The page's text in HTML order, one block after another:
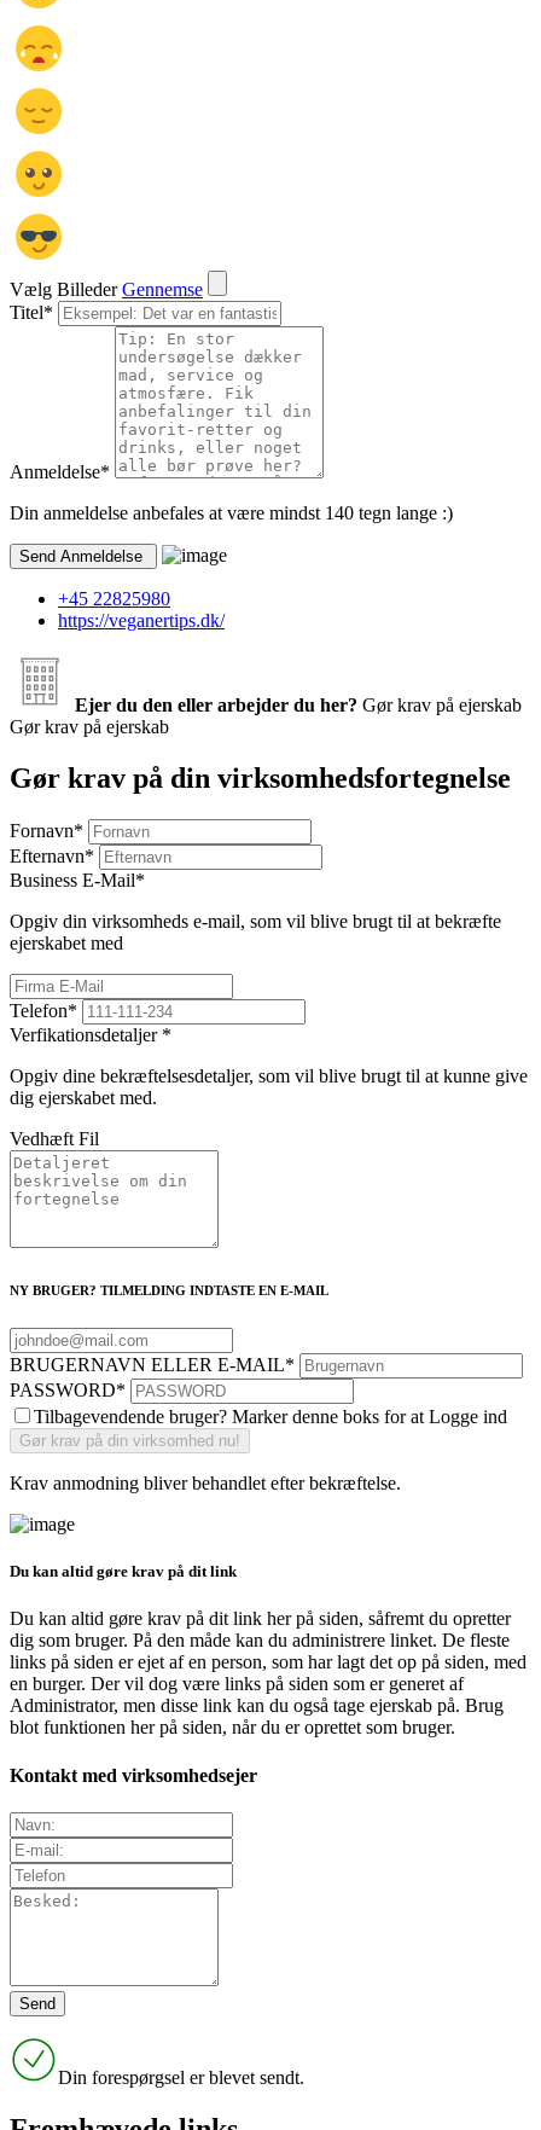
Vælg Billeder Gennemse
Titel*
Anmeldelse*
Din anmeldelse anbefales at være mindst 140 tegn lange :)
+45 22825980
https://veganertips.dk/
Ejer du den eller arbejder du her? Gør krav på ejerskab
Gør krav på ejerskab
Gør krav på din virksomhedsfortegnelse
Fornavn*
Efternavn*
Business E-Mail*
Opgiv din virksomheds e-mail, som vil blive brugt til at bekræfte
ejerskabet med
Telefon*
Verfikationsdetaljer *
Opgiv dine bekræftelsesdetaljer, som vil blive brugt til at kunne give
dig ejerskabet med.
Vedhæft Fil
NY BRUGER? TILMELDING INDTASTE EN E-MAIL
BRUGERNAVN ELLER E-MAIL*
PASSWORD*
Tilbagevendende bruger? Marker denne boks for at Logge ind
Krav anmodning bliver behandlet efter bekræftelse.
Du kan altid gøre krav på dit link
Du kan altid gøre krav på dit link her på siden, såfremt du opretter
dig som bruger. På den måde kan du administrere linket. De fleste
links på siden er ejet af en person, som har lagt det op på siden, med
en burger. Der vil dog være links på siden som er generet af
Administrator, men disse link kan du også tage ejerskab på. Brug
blot funktionen her på siden, når du er oprettet som bruger.
Kontakt med virksomhedsejer
Din forespørgsel er blevet sendt.